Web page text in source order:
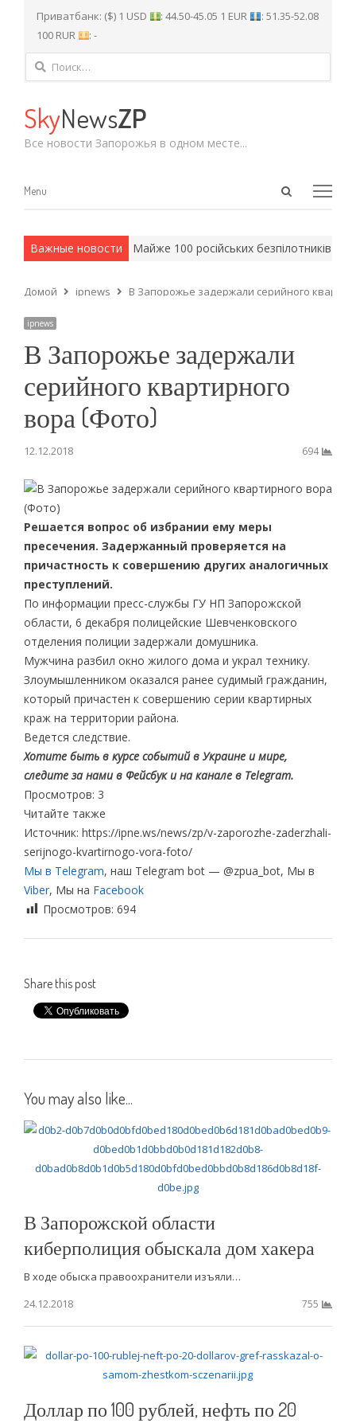
Приватбанк: ($) 1 USD : 44.50-45.05 1 EUR
: 51.35-52.08
100 RUR
: -
Найти:
SkyNewsZP
Все новости Запорожья в одном месте...
Open
Menu
Menu
Важные новости
армейские методы. Майже 100 російських безпілотників
Домой ipnews В Запорожье задержали серийного
ipnews
В Запорожье задержали
серийного квартирного
вора (Фото)
12.12.2018 694
Решается вопрос об избрании ему меры
пресечения. Задержанный проверяется на
причастность к совершению других аналогичных
преступлений.
По информации пресс-службы ГУ НП Запорожской
области, 6 декабря полицейские Шевченковского
отделения полиции задержали домушника.
Мужчина разбил окно жилого дома и украл технику.
Злоумышленником оказался ранее судимый гражданин,
который причастен к совершению серии квартирных
краж на территории района.
Ведется следствие.
Хотите быть в курсе событий в Украине и мире,
следите за нами в Фейсбук и на канале в Telegram.
Просмотров: 3
Читайте также
Источник: https://ipne.ws/news/zp/v-zaporozhe-zaderzhali-
serijnogo-kvartirnogo-vora-foto/
Мы в Telegram, наш Telegram bot — @zpua_bot, Мы в
Viber, Мы на Facebook
Просмотров: 694
Share this post
You may also like...
В Запорожской области
киберполиция обыскала дом хакера
В ходе обыска правоохранители изъяли…
24.12.2018
755
Доллар по 100 рублей, нефть по 20